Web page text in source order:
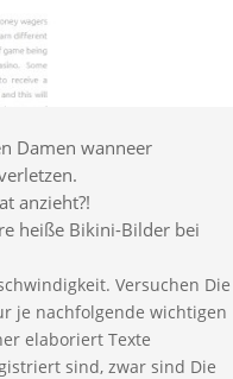
Damen wanneer
anzieht?!
heiße Bikini-Bilder bei
Versuchen Die
je nachfolgende wichtigen
elaboriert Texte
sind, zwar sind Die